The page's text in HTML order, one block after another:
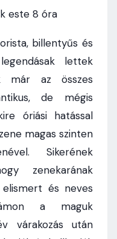
este 8 óra
billentyűs és
lettek
már az összes
de mégis
óriási hatással
magas szinten
Sikerének
zenekarának
és neves
a maguk
várakozás után